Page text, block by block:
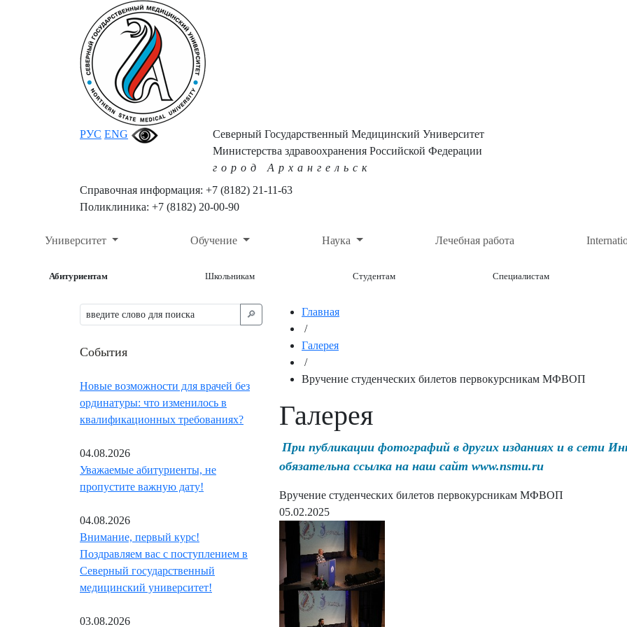
РУС ENG
Северный Государственный Медицинский Университет
Министерства здравоохранения Российской Федерации
город Архангельск
Справочная информация: +7 (8182) 21-11-63
Поликлиника: +7 (8182) 20-00-90
Университет Обучение Наука Лечебная работа
Абитуриентам Школьникам Студентам Специалистам
🔎︎
События
Новые возможности для врачей без
ординатуры: что изменилось в
квалификационных требованиях?
04.08.2026
Уважаемые абитуриенты, не
пропустите важную дату!
04.08.2026
Внимание, первый курс!
Поздравляем вас с поступлением в
Северный государственный
медицинский университет!
03.08.2026
Главная
/
Галерея
/
Вручение студенческих билетов первокурсникам МФВОП
Галерея
При публикации фотографий в других изданиях и в сети
обязательна ссылка на наш сайт www.nsmu.ru
Вручение студенческих билетов первокурсникам МФВОП
05.02.2025